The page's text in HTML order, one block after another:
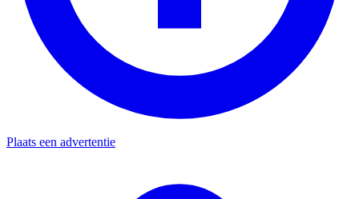
Plaats een advertentie